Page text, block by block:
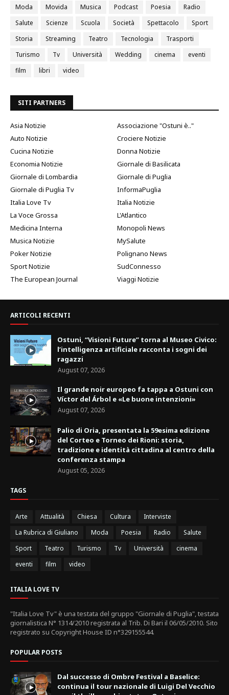
Moda
Movida Musica Podcast Poesia
Radio
Salute
Scienze Scuola Società Spettacolo
Sport
Storia
Streaming Teatro Tecnologia
Trasporti
Turismo
Tv Università Wedding cinema
eventi
film
libri video
SITI PARTNERS
Asia Notizie
Associazione "Ostuni è.."
Auto Notizie
Crociere Notizie
Cucina Notizie
Donna Notizie
Economia Notizie
Giornale di Basilicata
Giornale di Lombardia
Giornale di Puglia
Giornale di Puglia Tv
InformaPuglia
Italia Love Tv
Italia Notizie
La Voce Grossa
L'Atlantico
Medicina Interna
Monopoli News
Musica Notizie
MySalute
Poker Notizie
Polignano News
Sport Notizie
SudConnesso
The European Journal
Viaggi Notizie
ARTICOLI RECENTI
Ostuni, “Visioni Future” torna al Museo Civico:
l’intelligenza artificiale racconta i sogni dei
ragazzi
August 07, 2026
Il grande noir europeo fa tappa a Ostuni con
Víctor del Árbol e «Le buone intenzioni»
August 07, 2026
Palio di Oria, presentata la 59esima edizione
del Corteo e Torneo dei Rioni: storia,
tradizione e identità cittadina al centro della
conferenza stampa
August 05, 2026
TAGS
Arte Attualità Chiesa Cultura
Interviste
La Rubrica di Giuliano
Moda Poesia Radio
Salute
Sport
Teatro Turismo Tv Università
cinema
eventi
film video
ITALIA LOVE TV
"Italia Love Tv" è una testata del gruppo "Giornale di Puglia", testata
giornalistica N° 1314/2010 registrata al Trib. Di Bari il 06/05/2010. Sito
registrato su Copyright House ID n°329155544.
POPULAR POSTS
Dal successo di Ombre Festival a Baselice:
continua il tour nazionale di Luigi Del Vecchio